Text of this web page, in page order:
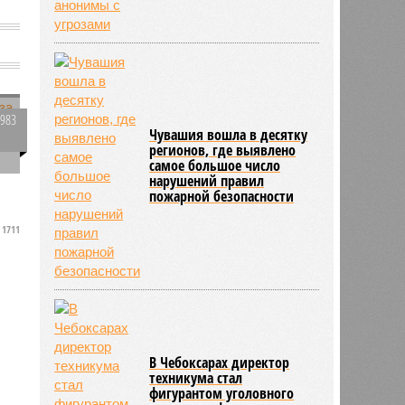
1711
Чувашия вошла в десятку
регионов, где выявлено
самое большое число
нарушений правил
пожарной безопасности
В Чебоксарах директор
техникума стал
фигурантом уголовного